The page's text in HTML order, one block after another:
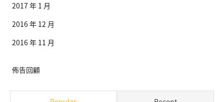
2017 年 1 月
2016 年 12 月
2016 年 11 月
佈告回顧